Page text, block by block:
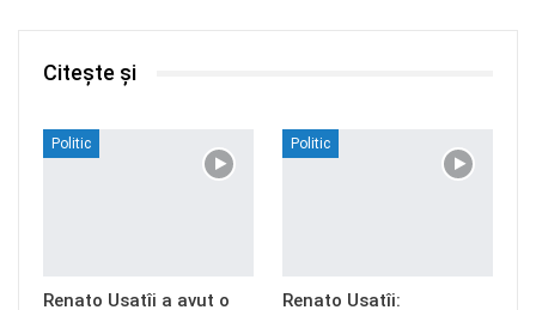
Citește și
Politic
Renato Usatîi a avut o
Politic
Renato Usatîi: